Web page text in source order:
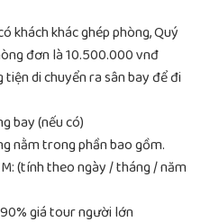
khách khác ghép phòng, Quý
đơn là 10.500.000 vnđ
di chuyển ra sân bay để đi
bay (nếu có)
nằm trong phần bao gồm.
(tính theo ngày / tháng / năm
giá tour người lớn